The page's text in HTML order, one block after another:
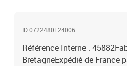
ID 0722480124006
Référence Interne :
BretagneExpédié de France